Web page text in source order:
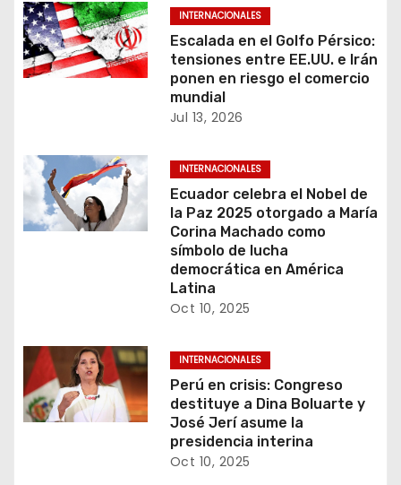
e
e
t
r
a
s
INTERNACIONALES
Escalada en el Golfo Pérsico:
tensiones entre EE.UU. e Irán
ponen en riesgo el comercio
mundial
Jul 13, 2026
INTERNACIONALES
Ecuador celebra el Nobel de
la Paz 2025 otorgado a María
Corina Machado como
símbolo de lucha
democrática en América
Latina
Oct 10, 2025
INTERNACIONALES
Perú en crisis: Congreso
destituye a Dina Boluarte y
José Jerí asume la
presidencia interina
Oct 10, 2025